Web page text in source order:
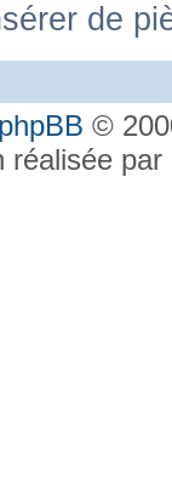
de
phpBB ©
réalisée par